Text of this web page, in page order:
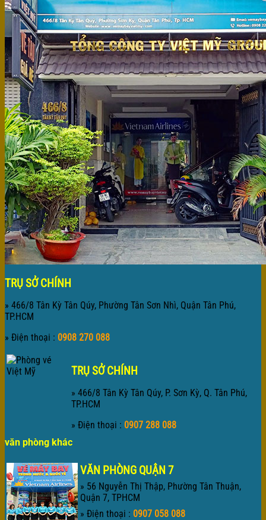
TRỤ SỞ CHÍNH
» 466/8 Tân Kỳ Tân Qúy, Phường Tân Sơn Nhì, Quận Tân Phú,
TP.HCM
» Điện thoại : 0908 270 088
TRỤ SỞ CHÍNH
» 466/8 Tân Kỳ Tân Qúy, P. Sơn Kỳ, Q. Tân Phú,
TP.HCM
» Điện thoại : 0907 288 088
văn phòng khác
VĂN PHÒNG QUẬN 7
» 56 Nguyễn Thị Thập, Phường Tân Thuận,
Quận 7, TPHCM
» Điện thoại : 0907 058 088